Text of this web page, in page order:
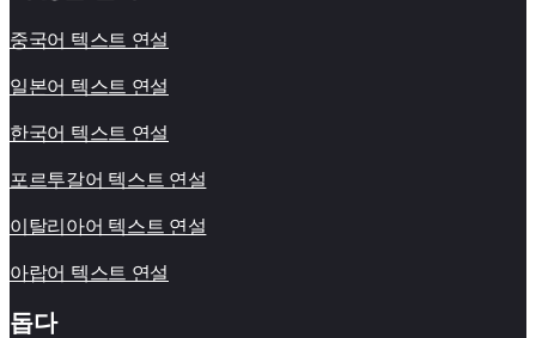
중국어 텍스트 연설
일본어 텍스트 연설
한국어 텍스트 연설
포르투갈어 텍스트 연설
이탈리아어 텍스트 연설
아랍어 텍스트 연설
돕다